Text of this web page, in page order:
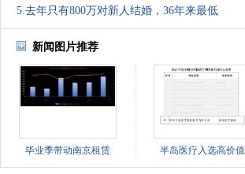
5.去年只有800万对新人结婚，36年来最低
新闻图片推荐
毕业季带动南京租赁 半岛医疗入选高价值